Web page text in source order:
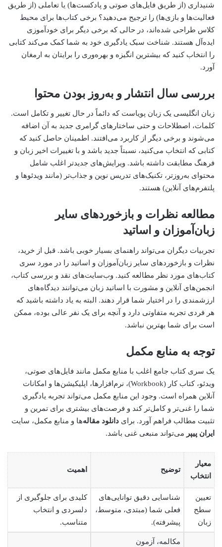
شنیداری (از طریق فایل‌های صوتی و پادکست‌ها) یا تعاملی (از طریق
فعالیت‌ها و بازی‌ها) را ترجیح می‌دهید؟ برخی کتاب‌ها برای محیط
کلاس طراحی شده‌اند، در حالی که برخی دیگر برای خودآموزی
ایده‌آل هستند. شناخت سبک یادگیری خود به شما کمک می‌کند کتابی
را انتخاب کنید که بیشترین انگیزه و بهره‌وری را برایتان به ارمغان
آورد.
بررسی سال انتشار و به‌روز بودن محتوا
زبان انگلیسی یک زبان پویاست که دائماً در حال تغییر و تکامل است.
کلمات، اصطلاحات و حتی ساختارهای گرامری جدید به آن اضافه
می‌شوند و برخی دیگر از کاربرد می‌افتند. اطمینان حاصل کنید که
کتابی که انتخاب می‌کنید، نسبتاً جدید باشد و با تغییرات اخیر زبان و
فرهنگ مطابقت داشته باشد. ویرایش‌های جدیدتر اغلب شامل
محتوای به‌روزتر، تکنیک‌های تدریس نوین و جذاب‌تر (مانند ویدئوها و
پلتفرم‌های آنلاین) هستند.
مطالعه نظرات و بازخوردهای سایر
زبان‌آموزان و اساتید
تجربیات دیگران می‌تواند راهنمای بسیار خوبی باشد. قبل از خرید،
نظرات و بازخوردهای سایر زبان‌آموزان و اساتید را در مورد سری
کتاب‌های مورد نظر مطالعه کنید. وب‌سایت‌های نقد و بررسی کتاب،
انجمن‌های آنلاین و مشورت با اساتید زبان می‌توانند دیدگاه‌های
ارزشمندی را در اختیار شما قرار دهند. البته به یاد داشته باشید که
هر فردی تجربه متفاوتی دارد و آنچه برای یک نفر عالی بوده، ممکن
است برای شما بهترین نباشد.
توجه به منابع مکمل
یک سری کتاب جامع اغلب با منابع مکمل مانند فایل‌های صوتی،
ویدئو، کتاب کار (Workbook)، نرم‌افزارها، اپلیکیشن‌ها و امکانات
آنلاین همراه است. وجود این منابع مکمل می‌تواند تجربه یادگیری
شما را غنی‌تر و کامل‌تر کند و فرصت‌های بیشتری برای تمرین و
تثبیت مطالب فراهم آورد. برای دانلود مقاله‌ها و منابع مکمل، سایت
ایران پیپر می‌تواند منبعی غنی باشد.
معیار
انتخاب
توضیح اهمیت
تعیین
سطح
زبان
شناسایی دقیق توانایی‌های
فعلی شما (مبتدی، متوسط،
پیشرفته).
کلیدی برای جلوگیری از
دلسردی و انتخاب
متناسب.
مکالمه، آزمون